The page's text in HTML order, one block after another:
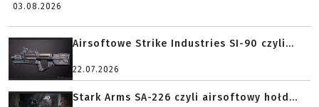
03.08.2026
Airsoftowe Strike Industries SI-90 czyli...
22.07.2026
Stark Arms SA-226 czyli airsoftowy hołd...